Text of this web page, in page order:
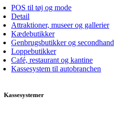
POS til tøj og mode
Detail
Attraktioner, museer og gallerier
Kædebutikker
Genbrugsbutikker og secondhand
Loppebutikker
Café, restaurant og kantine
Kassesystem til autobranchen
Kassesystemer